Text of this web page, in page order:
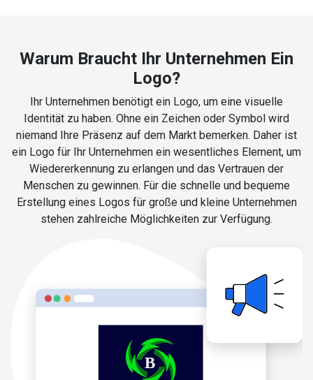
Warum Braucht Ihr Unternehmen Ein
Logo?
Ihr Unternehmen benötigt ein Logo, um eine visuelle
Identität zu haben. Ohne ein Zeichen oder Symbol wird
niemand Ihre Präsenz auf dem Markt bemerken. Daher ist
ein Logo für Ihr Unternehmen ein wesentliches Element, um
Wiedererkennung zu erlangen und das Vertrauen der
Menschen zu gewinnen. Für die schnelle und bequeme
Erstellung eines Logos für große und kleine Unternehmen
stehen zahlreiche Möglichkeiten zur Verfügung.